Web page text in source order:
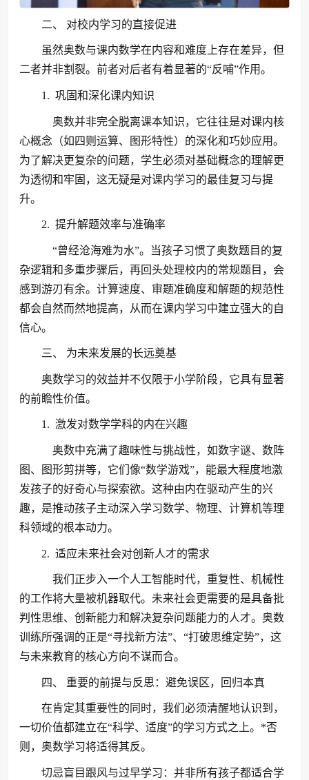
二、 对校内学习的直接促进
虽然奥数与课内数学在内容和难度上存在差异，但
二者并非割裂。前者对后者有着显著的“反哺”作用。
1. 巩固和深化课内知识
奥数并非完全脱离课本知识，它往往是对课内核
心概念（如四则运算、图形特性）的深化和巧妙应用。
为了解决更复杂的问题，学生必须对基础概念的理解更
为透彻和牢固，这无疑是对课内学习的最佳复习与提
升。
2. 提升解题效率与准确率
“曾经沧海难为水”。当孩子习惯了奥数题目的复
杂逻辑和多重步骤后，再回头处理校内的常规题目，会
感到游刃有余。计算速度、审题准确度和解题的规范性
都会自然而然地提高，从而在课内学习中建立强大的自
信心。
三、 为未来发展的长远奠基
奥数学习的效益并不仅限于小学阶段，它具有显著
的前瞻性价值。
1. 激发对数学学科的内在兴趣
奥数中充满了趣味性与挑战性，如数字谜、数阵
图、图形剪拼等，它们像“数学游戏”，能最大程度地激
发孩子的好奇心与探索欲。这种由内在驱动产生的兴
趣，是推动孩子主动深入学习数学、物理、计算机等理
科领域的根本动力。
2. 适应未来社会对创新人才的需求
我们正步入一个人工智能时代，重复性、机械性
的工作将大量被机器取代。未来社会更需要的是具备批
判性思维、创新能力和解决复杂问题能力的人才。奥数
训练所强调的正是“寻找新方法”、“打破思维定势”，这
与未来教育的核心方向不谋而合。
四、 重要的前提与反思：避免误区，回归本真
在肯定其重要性的同时，我们必须清醒地认识到，
一切价值都建立在“科学、适度”的学习方式之上。*否
则，奥数学习将适得其反。
切忌盲目跟风与过早学习：并非所有孩子都适合学